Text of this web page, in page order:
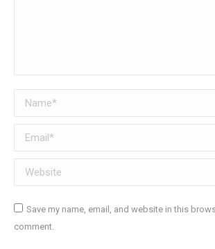
Name *
Email *
Website
Save my name, email, and website in this
comment.